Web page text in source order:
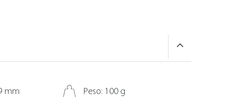
mm Peso: 100 g